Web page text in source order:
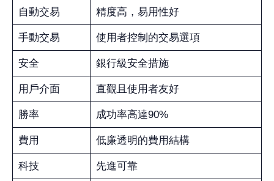
自動交易 精度高，易用性好
手動交易 使用者控制的交易選項
安全 銀行級安全措施
用戶介面 直觀且使用者友好
勝率 成功率高達90%
費用 低廉透明的費用結構
科技 先進可靠